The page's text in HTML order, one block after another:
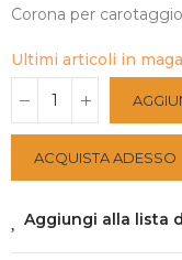
Corona per
Ultimi articoli in
ACQUISTA ADESSO
Aggiungi alla lista